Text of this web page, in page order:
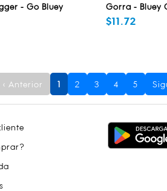
- Go Bluey Gorra - Bluey
$11.72
‹ Anterior 1 2 3 4 5